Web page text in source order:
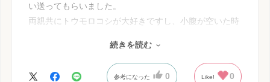
い送ってもらいました。
両親共にトウモロコシが大好きですし、小腹が空いた時
色んな味のテトラパックが出ると、嬉しいですね～
続きを読む
参考になった 0 Like! 0